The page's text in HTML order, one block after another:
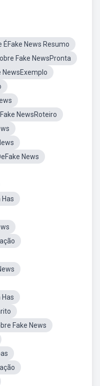
ÉFake News Resumo
Fake NewsPronta
NewsExemplo
Fake NewsRoteiro
News
Has
Has
Fake News